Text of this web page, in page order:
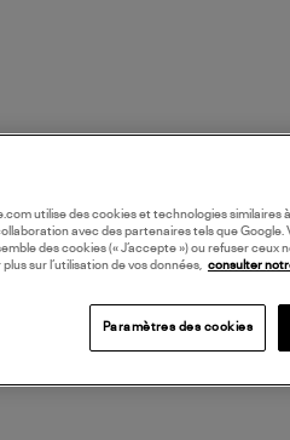
utilise des cookies et technologies
avec des partenaires tels que Google.
des cookies (« J’accepte ») ou refuser
plus sur l’utilisation de vos données, consulter
Paramètres des cookies